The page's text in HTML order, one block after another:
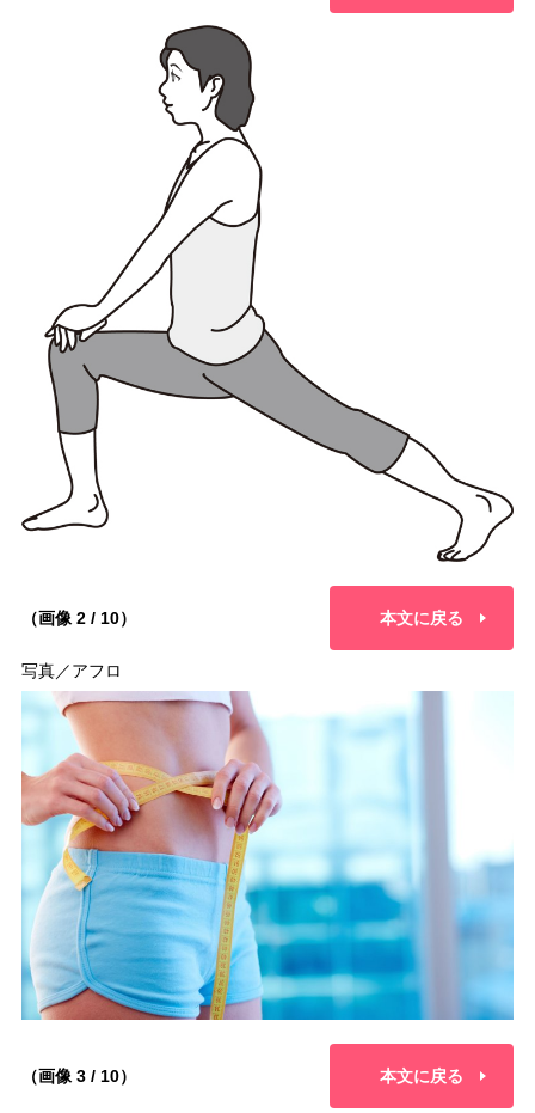
（画像 2 / 10） 本文に戻る
写真／アフロ
（画像 3 / 10） 本文に戻る